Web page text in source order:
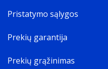
Pristatymo sąlygos
Prekių garantija
Prekių grąžinimas